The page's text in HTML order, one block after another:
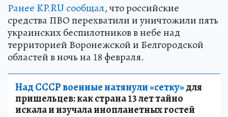
Ранее KP.RU сообщал, что российские
средства ПВО перехватили и уничтожили пять
украинских беспилотников в небе над
территорией Воронежской и Белгородской
областей в ночь на 18 февраля.
Над СССР военные натянули «сетку»для
пришельцев: как страна 13 лет тайно
искала и изучала инопланетных гостей